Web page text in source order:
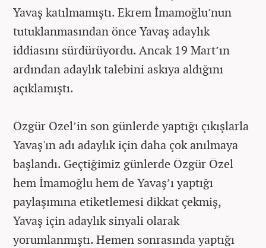
Yavaş katılmamıştı. Ekrem İmamoğlu’nun
tutuklanmasından önce Yavaş adaylık
iddiasını sürdürüyordu. Ancak 19 Mart’ın
ardından adaylık talebini askıya aldığını
açıklamıştı.
Özgür Özel’in son günlerde yaptığı çıkışlarla
Yavaş'ın adı adaylık için daha çok anılmaya
başlandı. Geçtiğimiz günlerde Özgür Özel
hem İmamoğlu hem de Yavaş’ı yaptığı
paylaşımına etiketlemesi dikkat çekmiş,
Yavaş için adaylık sinyali olarak
yorumlanmıştı. Hemen sonrasında yaptığı